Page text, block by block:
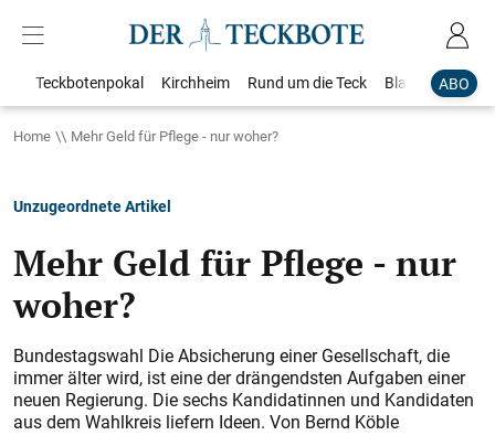
ABO
Teckbotenpokal Kirchheim Rund um die Teck Blaulicht
Home Mehr Geld für Pflege - nur woher?
Unzugeordnete Artikel
Mehr Geld für Pflege - nur
woher?
Bundestagswahl Die Absicherung einer Gesellschaft, die
immer älter wird, ist eine der drängendsten Aufgaben einer
neuen Regierung. Die sechs Kandidatinnen und Kandidaten
aus dem Wahlkreis liefern Ideen. Von Bernd Köble